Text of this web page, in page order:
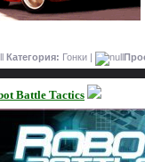
Категория: Гонки |
Battle Tactics